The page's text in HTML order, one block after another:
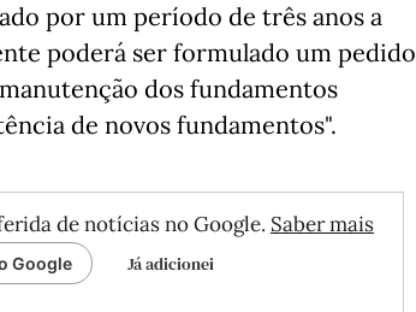
por um período de três anos a
poderá ser formulado um pedido
dos fundamentos
de novos fundamentos".
de notícias no Google. Saber mais
Google Já adicionei